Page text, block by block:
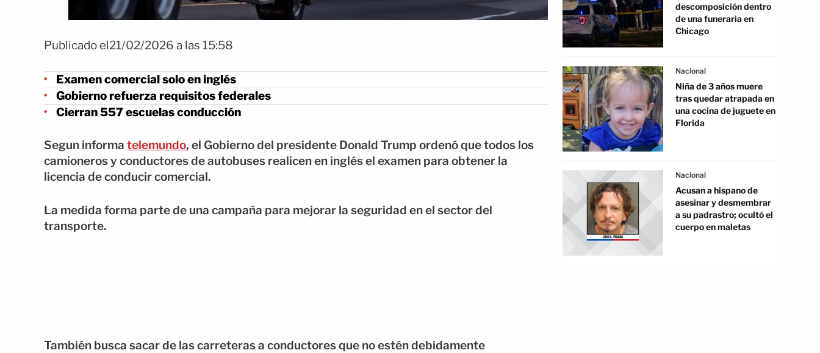
Publicado el21/02/2026 a las 15:58
Examen comercial solo en inglés
Gobierno refuerza requisitos federales
Cierran 557 escuelas conducción
Segun informa telemundo, el Gobierno del presidente Donald Trump ordenó que todos los
camioneros y conductores de autobuses realicen en inglés el examen para obtener la
licencia de conducir comercial.
La medida forma parte de una campaña para mejorar la seguridad en el sector del
transporte.
También busca sacar de las carreteras a conductores que no estén debidamente
descomposición dentro
de una funeraria en
Chicago
Nacional
Niña de 3 años muere
tras quedar atrapada en
una cocina de juguete en
Florida
Nacional
Acusan a hispano de
asesinar y desmembrar
a su padrastro; ocultó el
cuerpo en maletas